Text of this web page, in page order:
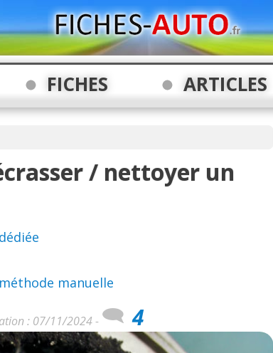
FICHES ARTICLES
/ nettoyer un
manuelle
: 07/11/2024 - 4